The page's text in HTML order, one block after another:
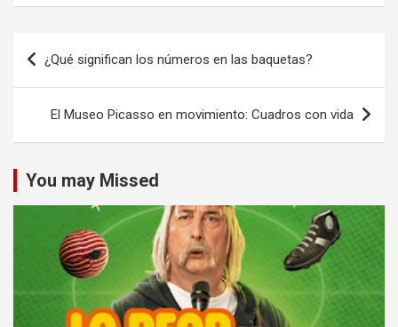
Navegación
de
entradas
¿Qué significan los números en las baquetas?
El Museo Picasso en movimiento: Cuadros con vida
You may Missed